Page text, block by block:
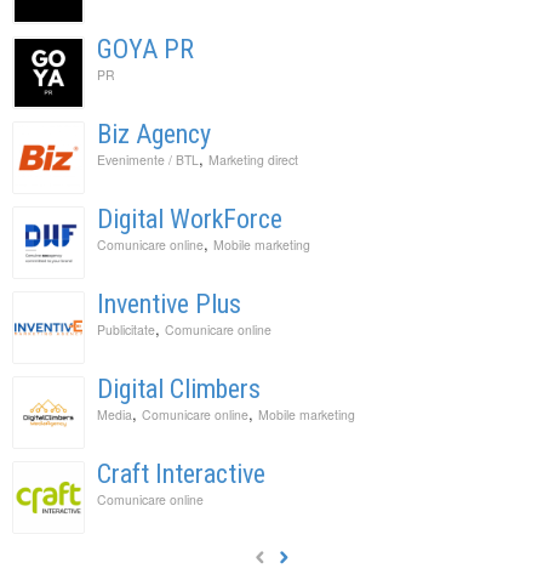
GOYA PR
PR
Biz Agency
Evenimente / BTL , Marketing direct
Digital WorkForce
Comunicare online, Mobile marketing
Inventive Plus
Publicitate, Comunicare online
Digital Climbers
Media, Comunicare online, Mobile marketing
Craft Interactive
Comunicare online